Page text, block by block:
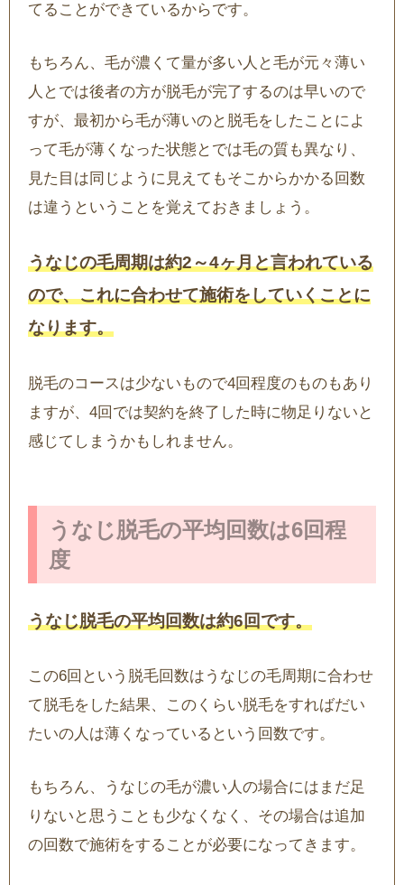
てることができているからです。
もちろん、毛が濃くて量が多い人と毛が元々薄い
人とでは後者の方が脱毛が完了するのは早いので
すが、最初から毛が薄いのと脱毛をしたことによ
って毛が薄くなった状態とでは毛の質も異なり、
見た目は同じように見えてもそこからかかる回数
は違うということを覚えておきましょう。
うなじの毛周期は約2～4ヶ月と言われている
ので、これに合わせて施術をしていくことに
なります。
脱毛のコースは少ないもので4回程度のものもあり
ますが、4回では契約を終了した時に物足りないと
感じてしまうかもしれません。
うなじ脱毛の平均回数は6回程
度
うなじ脱毛の平均回数は約6回です。
この6回という脱毛回数はうなじの毛周期に合わせ
て脱毛をした結果、このくらい脱毛をすればだい
たいの人は薄くなっているという回数です。
もちろん、うなじの毛が濃い人の場合にはまだ足
りないと思うことも少なくなく、その場合は追加
の回数で施術をすることが必要になってきます。